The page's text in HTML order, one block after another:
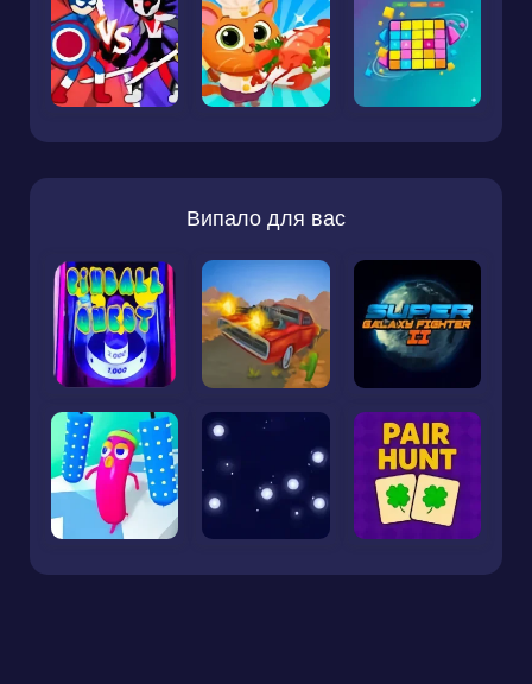
Випало для вас